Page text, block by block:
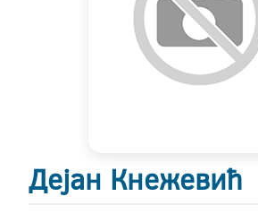
Дејан Кнежевић